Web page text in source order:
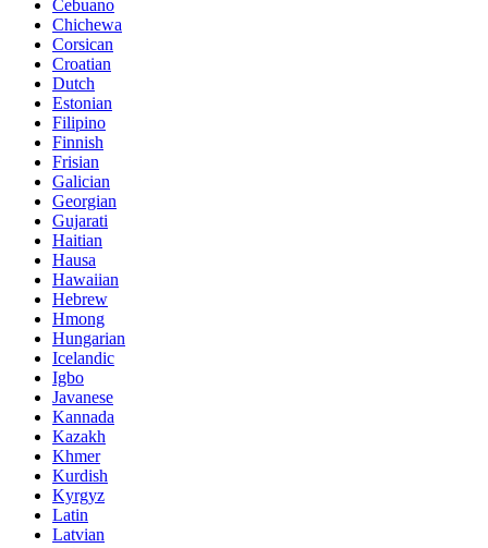
Cebuano
Chichewa
Corsican
Croatian
Dutch
Estonian
Filipino
Finnish
Frisian
Galician
Georgian
Gujarati
Haitian
Hausa
Hawaiian
Hebrew
Hmong
Hungarian
Icelandic
Igbo
Javanese
Kannada
Kazakh
Khmer
Kurdish
Kyrgyz
Latin
Latvian